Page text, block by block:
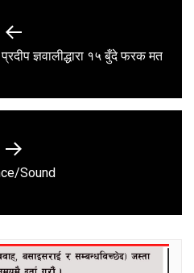
Previous
ज्ञवालीद्धारा १५ बुँदे फरक मत
Next
Sound